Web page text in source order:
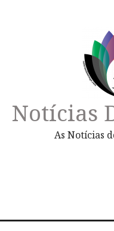
Notícias
As Notícias